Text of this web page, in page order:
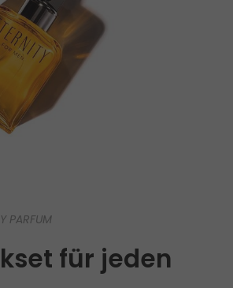
PARFUM
für jeden